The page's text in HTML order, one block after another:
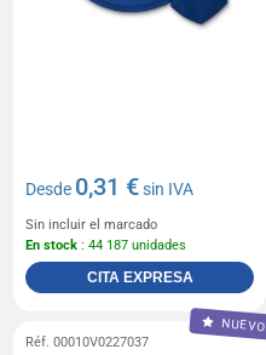
Desde 0,31 €sin IVA
Sin incluir el marcado
En stock : 44 187 unidades
CITA EXPRESA
NUEVO
Réf. 00010V0227037